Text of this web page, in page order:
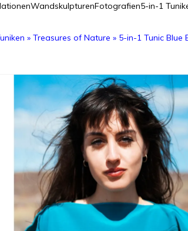
WandskulpturenFotografien5-in-1
» Treasures of Nature » 5-in-1 Tunic Blue